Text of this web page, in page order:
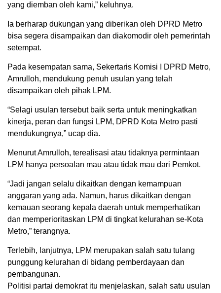
yang diemban oleh kami,” keluhnya.
Ia berharap dukungan yang diberikan oleh DPRD Metro
bisa segera disampaikan dan diakomodir oleh pemerintah
setempat.
Pada kesempatan sama, Sekertaris Komisi I DPRD Metro,
Amrulloh, mendukung penuh usulan yang telah
disampaikan oleh pihak LPM.
“Selagi usulan tersebut baik serta untuk meningkatkan
kinerja, peran dan fungsi LPM, DPRD Kota Metro pasti
mendukungnya,” ucap dia.
Menurut Amrulloh, terealisasi atau tidaknya permintaan
LPM hanya persoalan mau atau tidak mau dari Pemkot.
“Jadi jangan selalu dikaitkan dengan kemampuan
anggaran yang ada. Namun, harus dikaitkan dengan
kemauan seorang kepala daerah untuk memperhatikan
dan memperioritaskan LPM di tingkat kelurahan se-Kota
Metro,” terangnya.
Terlebih, lanjutnya, LPM merupakan salah satu tulang
punggung kelurahan di bidang pemberdayaan dan
pembangunan.
Politisi partai demokrat itu menjelaskan, salah satu usulan